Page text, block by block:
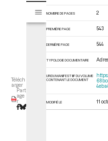
Téléch
arger
Part
age
r
s
M
Tome LXXXVII - Du 1er
NOMBRE DE PAGES 2
PREMIÈRE PAGE 543
DERNIÈRE PAGE 544
TYPOLOGIE DOCUMENTAIRE
URI DU MANIFEST IIIF DU VOLUME
CONTENANT LE DOCUMENT
MODIFIÉ LE 11